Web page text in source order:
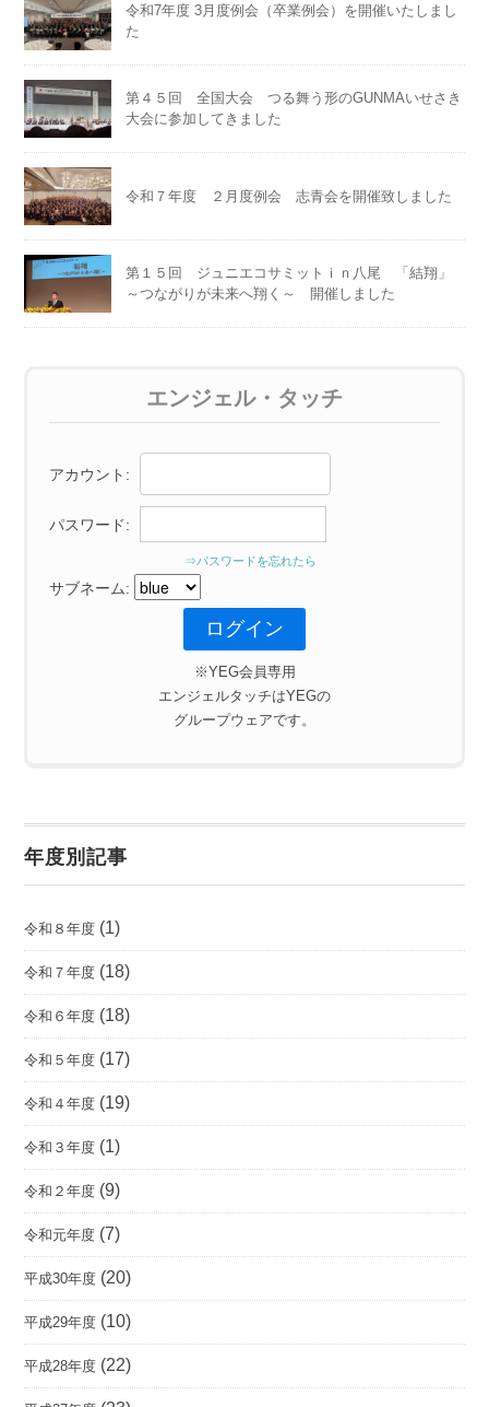
令和7年度 3月度例会（卒業例会）を開催いたしまし
た
第４５回 全国大会 つる舞う形のGUNMAいせさき
大会に参加してきました
令和７年度 ２月度例会 志青会を開催致しました
第１５回 ジュニエコサミットｉｎ八尾 「結翔」
～つながりが未来へ翔く～ 開催しました
エンジェル・タッチ
アカウント:
パスワード:
⇒パスワードを忘れたら
サブネーム:
※YEG会員専用
エンジェルタッチはYEGの
グループウェアです。
年度別記事
令和８年度 (1)
令和７年度 (18)
令和６年度 (18)
令和５年度 (17)
令和４年度 (19)
令和３年度 (1)
令和２年度 (9)
令和元年度 (7)
平成30年度 (20)
平成29年度 (10)
平成28年度 (22)